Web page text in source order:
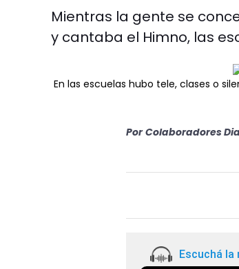
Mientras la gente se
y cantaba el Himno, las
En las escuelas hubo tele, clases o
Por Colaboradores
Escuchá